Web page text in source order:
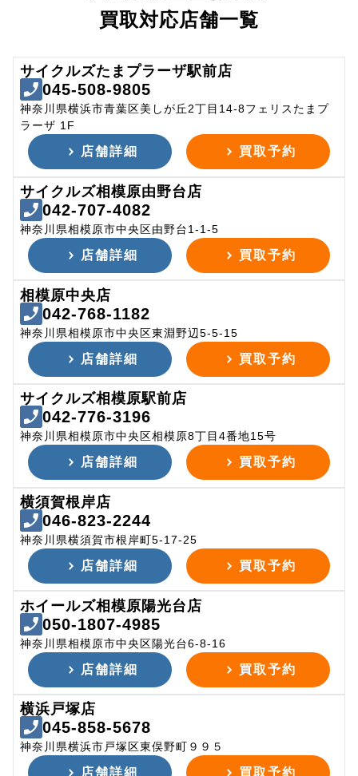
買取対応店舗一覧
サイクルズたまプラーザ駅前店
045-508-9805
神奈川県横浜市青葉区美しが丘2丁目14-8フェリスたまプ
ラーザ 1F
店舗詳細 買取予約
サイクルズ相模原由野台店
042-707-4082
神奈川県相模原市中央区由野台1-1-5
店舗詳細 買取予約
相模原中央店
042-768-1182
神奈川県相模原市中央区東淵野辺5-5-15
店舗詳細 買取予約
サイクルズ相模原駅前店
042-776-3196
神奈川県相模原市中央区相模原8丁目4番地15号
店舗詳細 買取予約
横須賀根岸店
046-823-2244
神奈川県横須賀市根岸町5-17-25
店舗詳細 買取予約
ホイールズ相模原陽光台店
050-1807-4985
神奈川県相模原市中央区陽光台6-8-16
店舗詳細 買取予約
横浜戸塚店
045-858-5678
神奈川県横浜市戸塚区東俣野町９９５
店舗詳細 買取予約